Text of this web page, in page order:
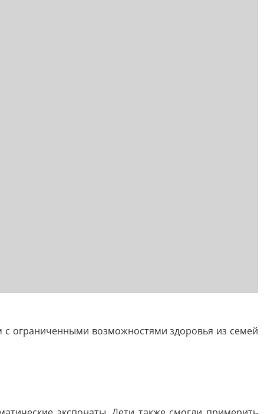
с ограниченными возможностями здоровья из семей